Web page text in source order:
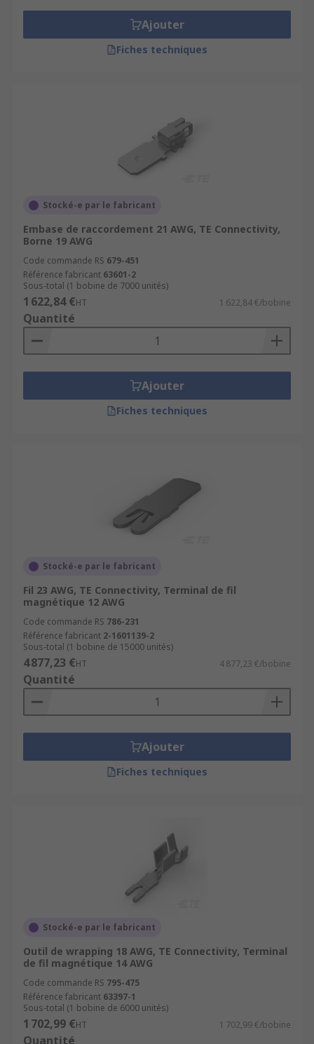
Ajouter
Fiches techniques
Stocké-e par le fabricant
Embase de raccordement 21 AWG, TE Connectivity,
Borne 19 AWG
Code commande RS 679-451
Référence fabricant 63601-2
Sous-total (1 bobine de 7000 unités)
1 622,84 €HT 1 622,84 €/bobine
Quantité
Ajouter
Fiches techniques
Stocké-e par le fabricant
Fil 23 AWG, TE Connectivity, Terminal de fil
magnétique 12 AWG
Code commande RS 786-231
Référence fabricant 2-1601139-2
Sous-total (1 bobine de 15000 unités)
4 877,23 €HT 4 877,23 €/bobine
Quantité
Ajouter
Fiches techniques
Stocké-e par le fabricant
Outil de wrapping 18 AWG, TE Connectivity, Terminal
de fil magnétique 14 AWG
Code commande RS 795-475
Référence fabricant 63397-1
Sous-total (1 bobine de 6000 unités)
1 702,99 €HT 1 702,99 €/bobine
Quantité